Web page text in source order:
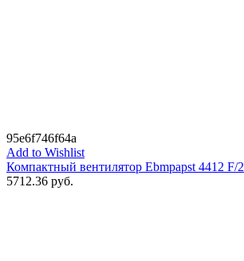
95e6f746f64a
Add to Wishlist
Компактный вентилятор Ebmpapst 4412 F/2
5712.36 руб.